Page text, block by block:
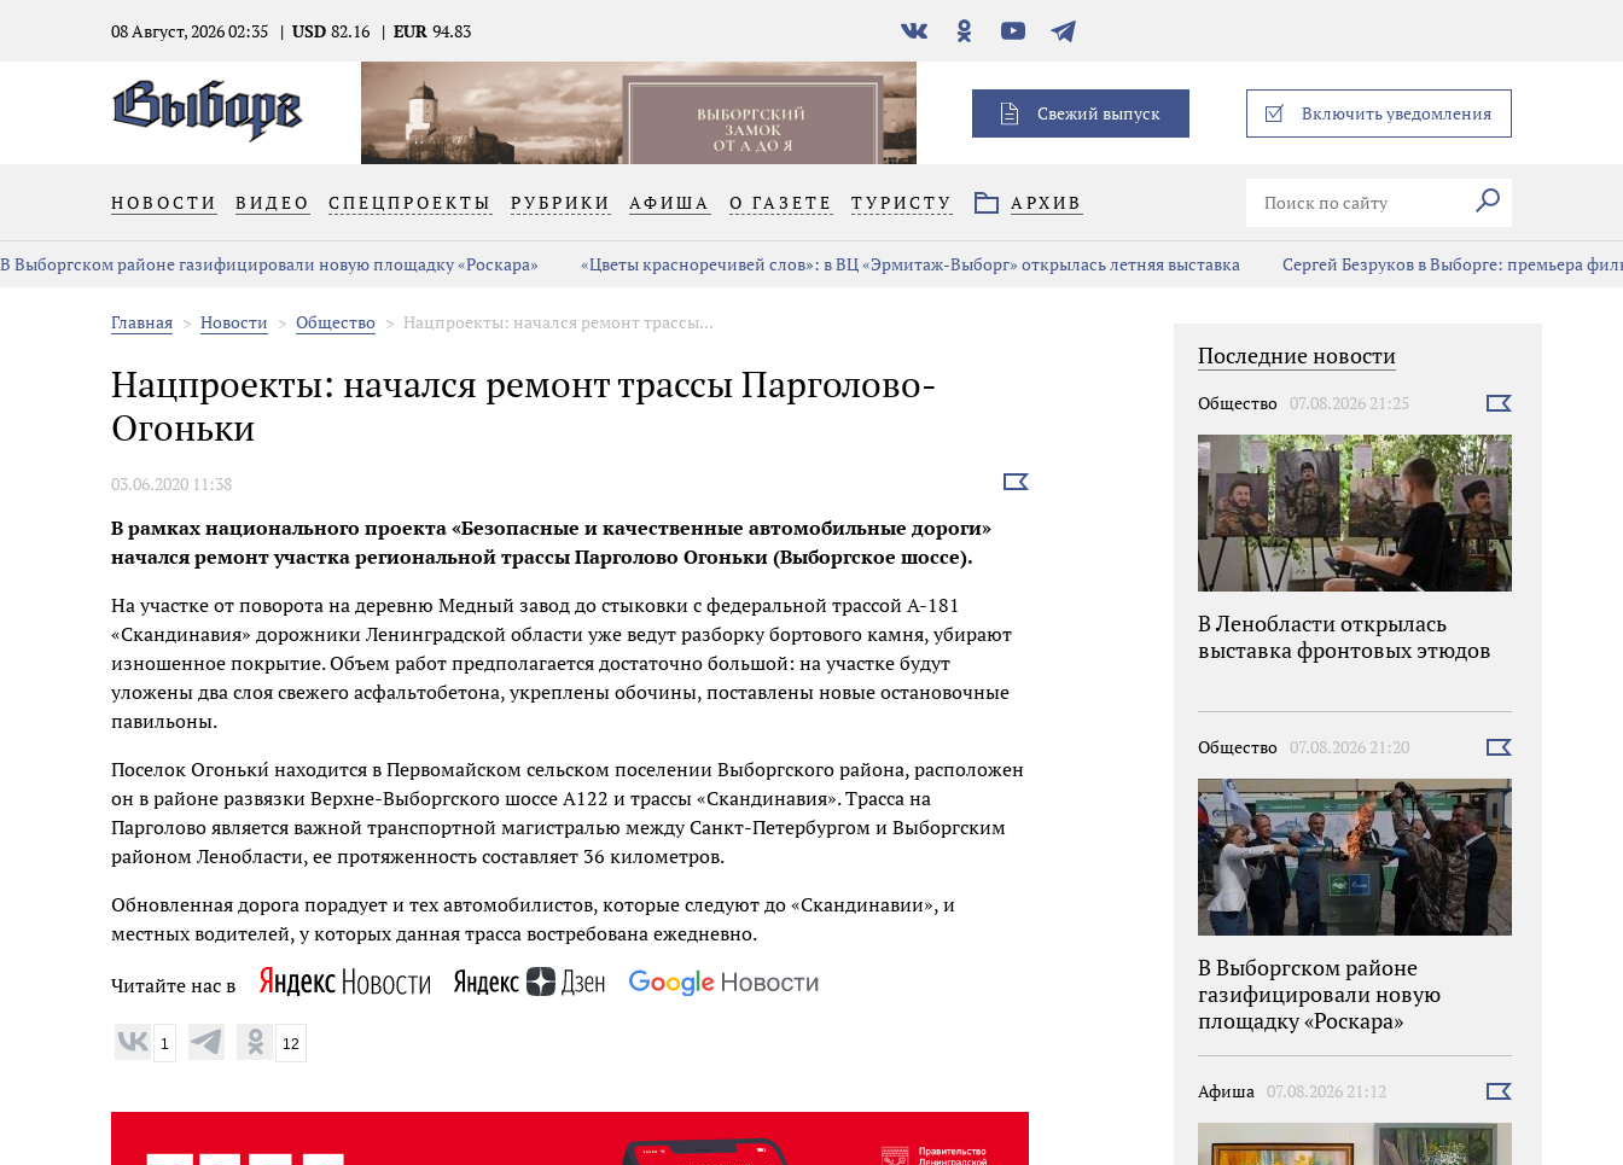
08 Август, 2026 02:35 USD 82.16 EUR 94.83
В
контакте
Одноклассники
YouTubeТелеграм
Свежий выпуск Включить уведомления
НОВОСТИ ВИДЕО СПЕЦПРОЕКТЫ РУБРИКИ АФИША О ГАЗЕТЕ ТУРИСТУ АРХИВ Искать
В Выборгском районе газифицировали новую площадку «Роскара» «Цветы красноречивей слов»: в ВЦ «Эрмитаж-Выборг» открылась летняя выставка Сергей Безруков в Выборге: премьера
Главная Новости Общество Нацпроекты: начался ремонт трассы...
Нацпроекты: начался ремонт трассы Парголово-
Огоньки
03.06.2020 11:38
Выбрать
В рамках национального проекта «Безопасные и качественные автомобильные дороги»
начался ремонт участка региональной трассы Парголово Огоньки (Выборгское шоссе).
На участке от поворота на деревню Медный завод до стыковки с федеральной трассой А-181
«Скандинавия» дорожники Ленинградской области уже ведут разборку бортового камня, убирают
изношенное покрытие. Объем работ предполагается достаточно большой: на участке будут
уложены два слоя свежего асфальтобетона, укреплены обочины, поставлены новые остановочные
павильоны.
Поселок Огоньки́ находится в Первомайском сельском поселении Выборгского района, расположен
он в районе развязки Верхне-Выборгского шоссе А122 и трассы «Скандинавия». Трасса на
Парголово является важной транспортной магистралью между Санкт-Петербургом и Выборгским
районом Ленобласти, ее протяженность составляет 36 километров.
Обновленная дорога порадует и тех автомобилистов, которые следуют до «Скандинавии», и
местных водителей, у которых данная трасса востребована ежедневно.
Читайте нас в
1 12
Последние новости
Общество 07.08.2026 21:25
Выбрать
В Ленобласти открылась
выставка фронтовых этюдов
Общество 07.08.2026 21:20
Выбрать
В Выборгском районе
газифицировали новую
площадку «Роскара»
Афиша 07.08.2026 21:12
Выбрать